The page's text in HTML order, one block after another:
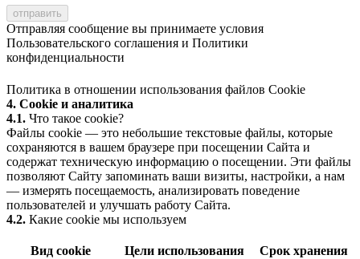
Отправляя сообщение вы принимаете условия
Пользовательского соглашения и Политики
конфиденциальности
Политика в отношении использования файлов Cookie
4. Cookie и аналитика
4.1. Что такое cookie?
Файлы cookie — это небольшие текстовые файлы, которые
сохраняются в вашем браузере при посещении Сайта и
содержат техническую информацию о посещении. Эти файлы
позволяют Сайту запоминать ваши визиты, настройки, а нам
— измерять посещаемость, анализировать поведение
пользователей и улучшать работу Сайта.
4.2. Какие cookie мы используем
Вид cookie Цели использования Срок хранения